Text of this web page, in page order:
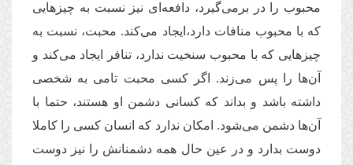
محبوب را در برمی‌گیرد، دافعه‌ای نیز نسبت به چیزهایی
که با محبوب منافات دارد،ایجاد می‌کند. محبت، نسبت به
چیزهایی که با محبوب سنخیت ندارد، تنافر ایجاد می‌کند و
آن‌ها را پس می‌زند. اگر کسی محبت تامی به شخصی
داشته باشد و بداند که کسانی دشمن او هستند، حتما با
آن‌ها دشمن می‌شود. امکان ندارد که انسان کسی را کاملا
دوست بدارد و در عین حال همه دشمنانش را نیز دوست